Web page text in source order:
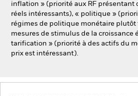
inflation » (priorité aux RF présentant
réels intéressants), « politique »
régimes de politique monétaire plutôt
mesures de stimulus de la croissance
tarification » (priorité à des actifs du
prix est intéressant).